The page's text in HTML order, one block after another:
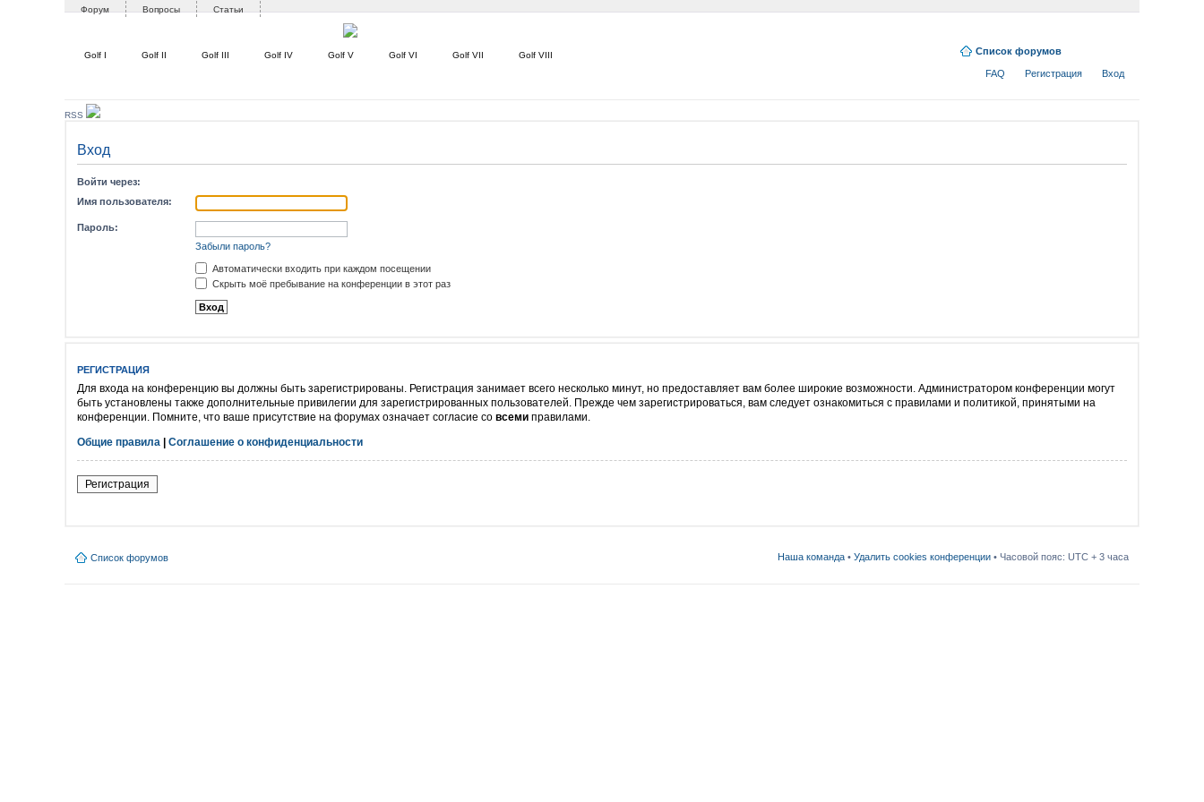
Форум Вопросы Статьи
Golf I Golf II Golf III Golf IV Golf V Golf VI Golf VII Golf VIII Список форумов
FAQ Регистрация Вход
RSS
Вход
Войти через:
Имя пользователя:
Пароль:
Забыли пароль?
Автоматически входить при каждом посещении
Скрыть моё пребывание на конференции в этот раз
РЕГИСТРАЦИЯ
Для входа на конференцию вы должны быть зарегистрированы. Регистрация занимает всего несколько минут, но предоставляет вам более широкие возможности. Администратором конференции могут
быть установлены также дополнительные привилегии для зарегистрированных пользователей. Прежде чем зарегистрироваться, вам следует ознакомиться с правилами и политикой, принятыми на
конференции. Помните, что ваше присутствие на форумах означает согласие со всемиправилами.
Общие правила | Соглашение о конфиденциальности
Регистрация
Список форумов Наша команда • Удалить cookies конференции • Часовой пояс: UTC + 3 часа